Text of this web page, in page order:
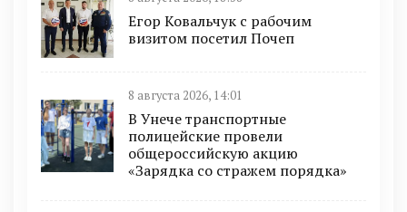
Егор Ковальчук с рабочим
визитом посетил Почеп
8 августа 2026, 14:01
В Унече транспортные
полицейские провели
общероссийскую акцию
«Зарядка со стражем порядка»